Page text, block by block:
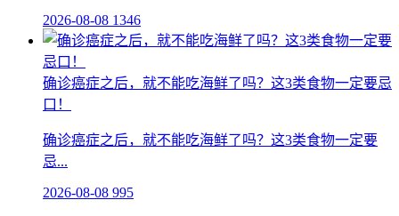
2026-08-08 1346
确诊癌症之后，就不能吃海鲜了吗？这3类食物一定要忌
口！
确诊癌症之后，就不能吃海鲜了吗？这3类食物一定要
忌...
2026-08-08 995